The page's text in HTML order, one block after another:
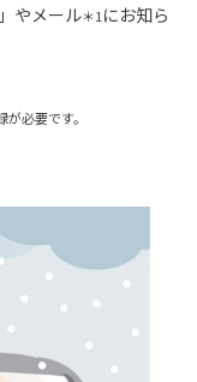
やメール＊1 にお知ら
必要です。